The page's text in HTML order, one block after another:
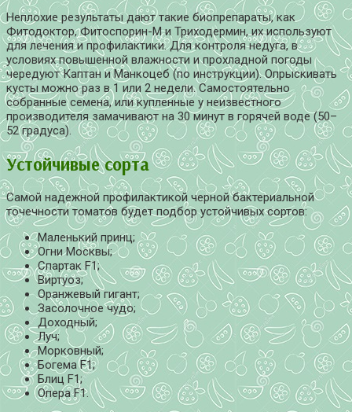
Неплохие результаты дают такие биопрепараты, как
Фитодоктор, Фитоспорин-М и Триходермин, их используют
для лечения и профилактики. Для контроля недуга, в
условиях повышенной влажности и прохладной погоды
чередуют Каптан и Манкоцеб (по инструкции). Опрыскивать
кусты можно раз в 1 или 2 недели. Самостоятельно
собранные семена, или купленные у неизвестного
производителя замачивают на 30 минут в горячей воде (50–
52 градуса).
Устойчивые сорта
Самой надежной профилактикой черной бактериальной
точечности томатов будет подбор устойчивых сортов:
Маленький принц;
Огни Москвы;
Спартак F1;
Виртуоз;
Оранжевый гигант;
Засолочное чудо;
Доходный;
Луч;
Морковный;
Богема F1;
Блиц F1;
Опера F1.